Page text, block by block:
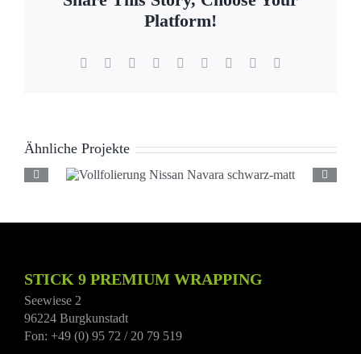
Platform!
Facebook Reddit LinkedInWhatsApp
TumblrPinterest
Ähnliche Projekte
Navara schwarz-matt
STICK 9 PREMIUM WRAPPING
Seewiese 2
96224 Burgkunstadt
Fon: +49 (0) 95 72 / 20 79 519